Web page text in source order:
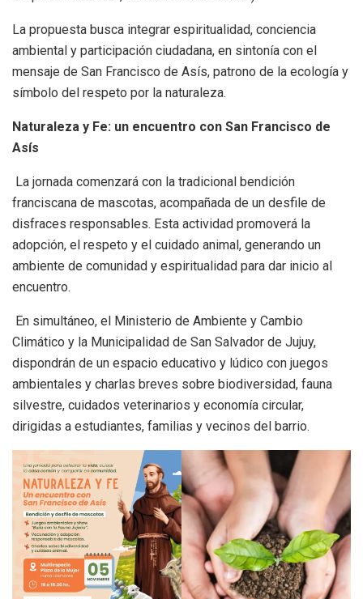
La propuesta busca integrar espiritualidad, conciencia
ambiental y participación ciudadana, en sintonía con el
mensaje de San Francisco de Asís, patrono de la ecología y
símbolo del respeto por la naturaleza.
Naturaleza y Fe: un encuentro con San Francisco de
Asís
La jornada comenzará con la tradicional bendición
franciscana de mascotas, acompañada de un desfile de
disfraces responsables. Esta actividad promoverá la
adopción, el respeto y el cuidado animal, generando un
ambiente de comunidad y espiritualidad para dar inicio al
encuentro.
En simultáneo, el Ministerio de Ambiente y Cambio
Climático y la Municipalidad de San Salvador de Jujuy,
dispondrán de un espacio educativo y lúdico con juegos
ambientales y charlas breves sobre biodiversidad, fauna
silvestre, cuidados veterinarios y economía circular,
dirigidas a estudiantes, familias y vecinos del barrio.